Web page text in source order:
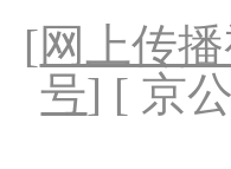
[网上传
号] [ 京